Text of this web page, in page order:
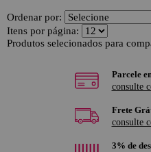
Ordenar por:
Itens por página:
Produtos selecionados para
Parcele
consulte
Frete
consulte
3% de